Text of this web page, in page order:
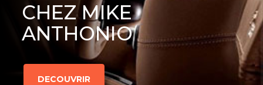
CHEZ MIKE
ANTHONIO
DECOUVRIR